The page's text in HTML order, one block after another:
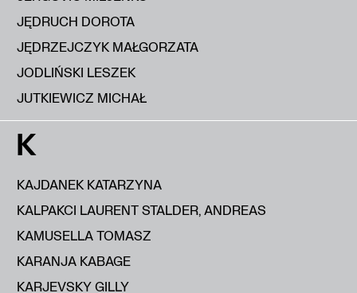
JĘDRUCH DOROTA
JĘDRZEJCZYK MAŁGORZATA
JODLIŃSKI LESZEK
JUTKIEWICZ MICHAŁ
K
KAJDANEK KATARZYNA
KALPAKCI LAURENT STALDER, ANDREAS
KAMUSELLA TOMASZ
KARANJA KABAGE
KARJEVSKY GILLY